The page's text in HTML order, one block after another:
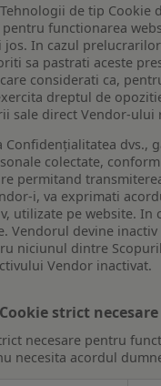
de tip Cookie
functionarea
jos. In cazul
sa pastrati aceste
considerati ca,
dreptul de
sale direct Vendor-ului
Confidențialitatea dvs.,
colectate,
permitand
i, va exprimati
utilizate pe website.
Vendorul devine
niciunul dintre
Vendor inactivat.
strict necesare
necesare pentru
necesita acordul